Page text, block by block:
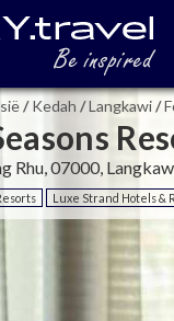
/ Kedah /Langkawi/
Rhu, 07000,
Luxe Strand Hotels &